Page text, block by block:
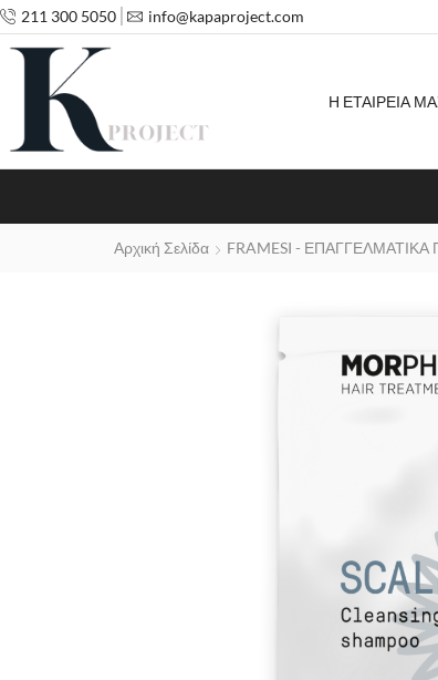
211 300 5050 info@kapaproject.com
Η ΕΤΑΙΡΕΙΑ
Αρχική Σελίδα FRAMESI -